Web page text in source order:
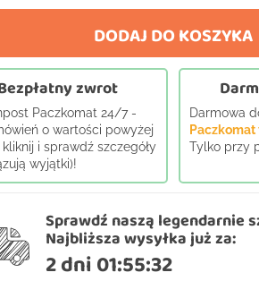
DODAJ DO KOSZYKA
zwrot
Paczkomat 24/7 -
o wartości powyżej
kliknij i sprawdź szczegóły
wyjątki)!
Darmowa
Paczkomat
Tylko przy
Sprawdź naszą legendarnie
Najbliższa wysyłka już za:
2 dni 01:55:31